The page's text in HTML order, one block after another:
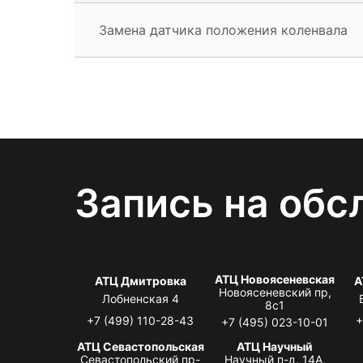
Замена датчика положения коленвала
Запись на
АТЦ Дмитровка
Лобненская 4
+7 (499) 110-28-43
АТЦ Новоясеневская
Новоясеневский пр,
8с1
+7 (495) 023-10-01
АТЦ Севастопольская
Севастопольский пр-
АТЦ Научный
Научный п-д, 14А,